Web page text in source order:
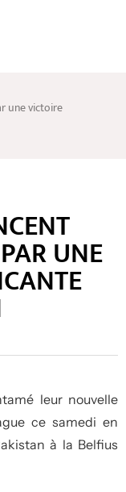
une victoire
UNE
leur nouvelle
ce samedi en
à la Belfius